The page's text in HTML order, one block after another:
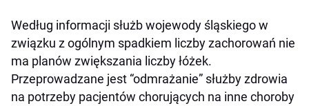
Według informacji służb wojewody śląskiego w
związku z ogólnym spadkiem liczby zachorowań nie
ma planów zwiększania liczby łóżek.
Przeprowadzane jest “odmrażanie” służby zdrowia
na potrzeby pacjentów chorujących na inne choroby